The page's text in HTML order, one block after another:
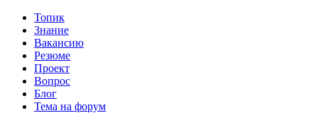
Топик
Знание
Вакансию
Резюме
Проект
Вопрос
Блог
Тема на форум